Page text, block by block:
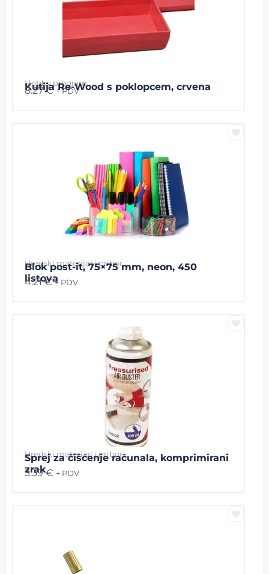
Hobby program
Kutija Re-Wood s poklopcem, crvena
8.27€ + PDV
Uredski materijal i pribor
Blok post-it, 75×75 mm, neon, 450
listova
4.21€ + PDV
Uredski materijal i pribor
Sprej za čišćenje računala, komprimirani
zrak
3.39€ + PDV